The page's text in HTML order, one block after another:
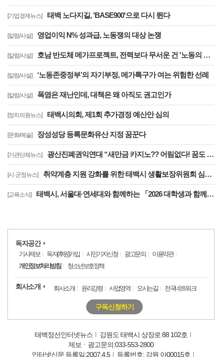
[기업경제뉴스] 태백 노다지길, 'BASE900'으로 다시 뛴다
[칼럼/사설] 영업이익 N% 성과급, 노동쟁의 대상 논쟁
[칼럼/사설] 호남 반도체 메가프로젝트, 전력보다 무서운 건 '노동의 실종'이다
[칼럼/사설] ‘노동존중정부’의 자기부정, 메가특구가 여는 위험한 선례
[칼럼/사설] 폭염은 재난인데, 대책은 왜 아직도 권고인가
[정치의원뉴스] 태백시의회, 제1회 추가경정 예산안 심의
[문화/예술] 장성성당 등록문화유산 지정 꿈꾼다
[기관단체뉴스] 광산진폐권익연대 “새만금 카지노?? 어림없다! 꿈도 꾸지 마라!”
[시·군정뉴스] 취약계층 지원 강화를 위한 태백시 생활보장위원회 심의회 개최
[교육소식] 태백시, 서울대·연세대와 함께하는 「2026 대학생과 함께하는 교육캠프」 운영
독자공간
기사제보 독자(후원)가입 시민기자신청 광고문의
이용약관
개인정보처리방침
청소년보호정책
회사소개 회사소개 윤리강령 사업영역 오시는길 전국네트워크
구독신청하기
태백정선인터넷뉴스
강원도 태백시 상장로 88 102호
제보ㆍ광고문의:033-553-2800
인터넷신문 등록일:2007.4.5
등록번호: 강원 아00015호